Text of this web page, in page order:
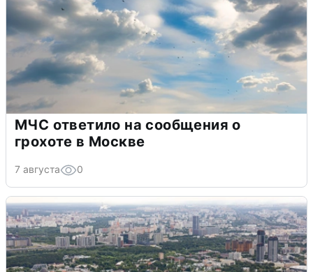
МЧС ответило на сообщения о
грохоте в Москве
7 августа 0